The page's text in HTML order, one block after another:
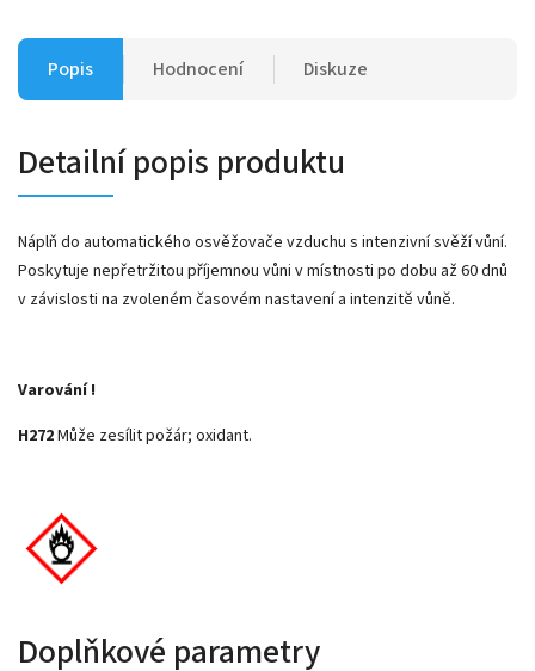
Popis Hodnocení Diskuze
Detailní popis produktu
Náplň do automatického osvěžovače vzduchu s intenzivní svěží vůní.
Poskytuje nepřetržitou příjemnou vůni v místnosti po dobu až 60 dnů
v závislosti na zvoleném časovém nastavení a intenzitě vůně.
Varování !
H272Může zesílit požár; oxidant.
Doplňkové parametry